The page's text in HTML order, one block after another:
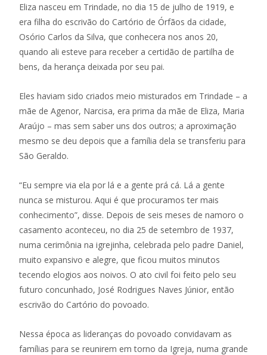
Eliza nasceu em Trindade, no dia 15 de julho de 1919, e
era filha do escrivão do Cartório de Órfãos da cidade,
Osório Carlos da Silva, que conhecera nos anos 20,
quando ali esteve para receber a certidão de partilha de
bens, da herança deixada por seu pai.
Eles haviam sido criados meio misturados em Trindade – a
mãe de Agenor, Narcisa, era prima da mãe de Eliza, Maria
Araújo – mas sem saber uns dos outros; a aproximação
mesmo se deu depois que a família dela se transferiu para
São Geraldo.
“Eu sempre via ela por lá e a gente prá cá. Lá a gente
nunca se misturou. Aqui é que procuramos ter mais
conhecimento”, disse. Depois de seis meses de namoro o
casamento aconteceu, no dia 25 de setembro de 1937,
numa cerimônia na igrejinha, celebrada pelo padre Daniel,
muito expansivo e alegre, que ficou muitos minutos
tecendo elogios aos noivos. O ato civil foi feito pelo seu
futuro concunhado, José Rodrigues Naves Júnior, então
escrivão do Cartório do povoado.
Nessa época as lideranças do povoado convidavam as
famílias para se reunirem em torno da Igreja, numa grande